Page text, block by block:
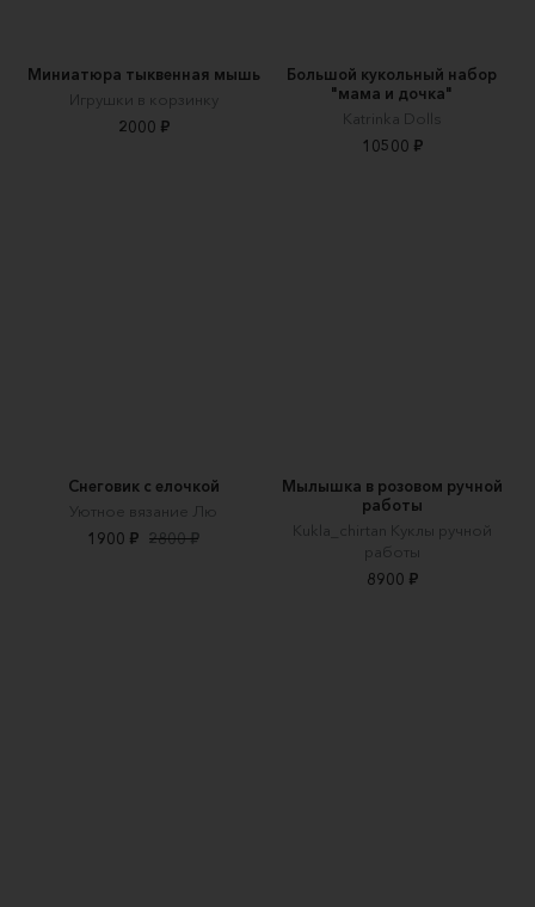
Миниатюра тыквенная мышь
Игрушки в корзинку
2000 ₽
Большой кукольный набор
"мама и дочка"
Katrinka Dolls
10500 ₽
Снеговик с елочкой
Уютное вязание Лю
1900 ₽ 2800 ₽
Мылышка в розовом ручной
работы
Kukla_chirtan Куклы ручной
работы
8900 ₽